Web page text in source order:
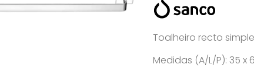
Toalheiro recto
Medidas (A/L/P): 35 x